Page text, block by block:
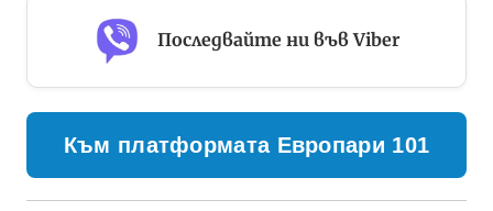
Последвайте ни във Viber
Към платформата Европари 101